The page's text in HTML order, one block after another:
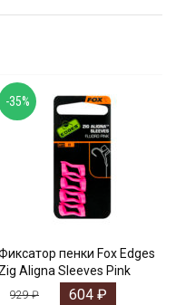
пенки Fox Edges
Zig Aligna Sleeves Pink
929₽ 604 ₽
-35%